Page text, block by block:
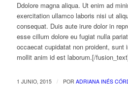
Ddolore magna aliqua. Ut enim ad
exercitation ullamco laboris nisi ut
consequat. Duis aute irure dolor in
esse cillum dolore eu fugiat nulla
occaecat cupidatat non proident, sunt
mollit anim id est laborum.[/
1 JUNIO, 2015 / POR ADRIANA INÉS